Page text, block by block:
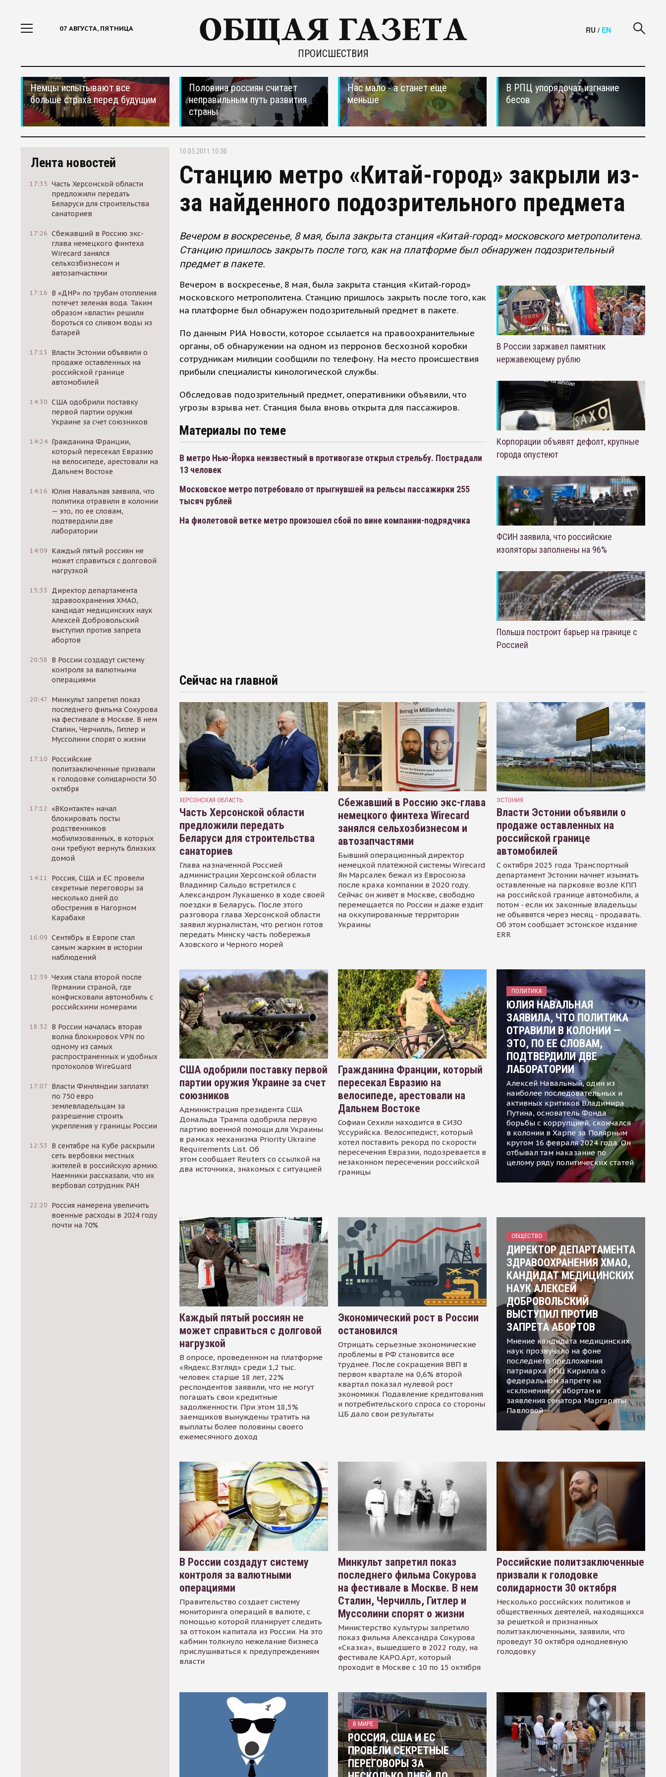
07 АВГУСТА, ПЯТНИЦА
ПРОИСШЕСТВИЯ
RU / EN
Немцы испытывают все
больше страха перед будущим
Половина россиян считает
неправильным путь развития
страны
Нас мало - а станет еще
меньше
В РПЦ упорядочат изгнание
бесов
Лента новостей
17:35 Часть Херсонской области
предложили передать
Беларуси для строительства
санаториев
17:26 Сбежавший в Россию экс-
глава немецкого финтеха
Wirecard занялся
сельхозбизнесом и
автозапчастями
17:16 В «ДНР» по трубам отопления
потечет зеленая вода. Таким
образом «власти» решили
бороться со сливом воды из
батарей
17:13
Власти Эстонии объявили о
продаже оставленных на
российской границе
автомобилей
14:30 США одобрили поставку
первой партии оружия
Украине за счет союзников
14:24 Гражданина Франции,
который пересекал Евразию
на велосипеде, арестовали на
Дальнем Востоке
14:16 Юлия Навальная заявила, что
политика отравили в колонии
— это, по ее словам,
подтвердили две
лаборатории
14:09 Каждый пятый россиян не
может справиться с долговой
нагрузкой
15:33
Директор департамента
здравоохранения ХМАО,
кандидат медицинских наук
Алексей Добровольский
выступил против запрета
абортов
20:58
В России создадут систему
контроля за валютными
операциями
20:47 Минкульт запретил показ
последнего фильма Сокурова
на фестивале в Москве. В нем
Сталин, Черчилль, Гитлер и
Муссолини спорят о жизни
17:10 Российские
политзаключенные призвали
к голодовке солидарности 30
октября
17:12 «ВКонтакте» начал
блокировать посты
родственников
мобилизованных, в которых
они требуют вернуть близких
домой
14:11
Россия, США и ЕС провели
секретные переговоры за
несколько дней до
обострения в Нагорном
Карабахе
16:09 Сентябрь в Европе стал
самым жарким в истории
наблюдений
12:39 Чехия стала второй после
Германии страной, где
конфисковали автомобиль с
российскими номерами
18:32
В России началась вторая
волна блокировок VPN по
одному из самых
распространенных и удобных
протоколов WireGuard
17:07 Власти Финляндии заплатят
по 750 евро
землевладельцам за
разрешение строить
укрепления у границы России
12:53
В сентябре на Кубе раскрыли
сеть вербовки местных
жителей в российскую армию.
Наемники рассказали, что их
вербовал сотрудник РАН
22:20 Россия намерена увеличить
военные расходы в 2024 году
почти на 70%
10.05.2011 10:30
Станцию метро «Китай-город» закрыли из-
за найденного подозрительного предмета
Вечером в воскресенье, 8 мая, была закрыта станция «Китай-город» московского метрополитена.
Станцию пришлось закрыть после того, как на платформе был обнаружен подозрительный
предмет в пакете.
Вечером в воскресенье, 8 мая, была закрыта станция «Китай-город»
московского метрополитена. Станцию пришлось закрыть после того, как
на платформе был обнаружен подозрительный предмет в пакете.
По данным РИА Новости, которое ссылается на правоохранительные
органы, об обнаружении на одном из перронов бесхозной коробки
сотрудникам милиции сообщили по телефону. На место происшествия
прибыли специалисты кинологической службы.
Обследовав подозрительный предмет, оперативники объявили, что
угрозы взрыва нет. Станция была вновь открыта для пассажиров.
Материалы по теме
В метро Нью-Йорка неизвестный в противогазе открыл стрельбу. Пострадали
13 человек
Московское метро потребовало от прыгнувшей на рельсы пассажирки 255
тысяч рублей
На фиолетовой ветке метро произошел сбой по вине компании-подрядчика
В России заржавел памятник
нержавеющему рублю
Корпорации объявят дефолт, крупные
города опустеют
ФСИН заявила, что российские
изоляторы заполнены на 96%
Польша построит барьер на границе с
Россией
Сейчас на главной
ХЕРСОНСКАЯ ОБЛАСТЬ
Часть Херсонской области
предложили передать
Беларуси для строительства
санаториев
Глава назначенной Россией
администрации Херсонской области
Владимир Сальдо встретился с
Александром Лукашенко в ходе своей
поездки в Беларусь. После этого
разговора глава Херсонской области
заявил журналистам, что регион готов
передать Минску часть побережья
Азовского и Черного морей
Сбежавший в Россию экс-глава
немецкого финтеха Wirecard
занялся сельхозбизнесом и
автозапчастями
Бывший операционный директор
немецкой платёжной системы Wirecard
Ян Марсалек бежал из Евросоюза
после краха компании в 2020 году.
Сейчас он живёт в Москве, свободно
перемещается по России и даже ездит
на оккупированные территории
Украины
ЭСТОНИЯ
Власти Эстонии объявили о
продаже оставленных на
российской границе
автомобилей
С октября 2025 года Транспортный
департамент Эстонии начнет изымать
оставленные на парковке возле КПП
на российской границе автомобили, а
потом - если их законные владельцы
не объявятся через месяц - продавать.
Об этом сообщает эстонское издание
ERR
США одобрили поставку первой
партии оружия Украине за счет
союзников
Администрация президента США
Дональда Трампа одобрила первую
партию военной помощи для Украины
в рамках механизма Priority Ukraine
Requirements List. Об
этом сообщает Reuters со ссылкой на
два источника, знакомых с ситуацией
Гражданина Франции, который
пересекал Евразию на
велосипеде, арестовали на
Дальнем Востоке
Софиан Сехили находится в СИЗО
Уссурийска. Велосипедист, который
хотел поставить рекорд по скорости
пересечения Евразии, подозревается в
незаконном пересечении российской
границы
ПОЛИТИКА
ЮЛИЯ НАВАЛЬНАЯ
ЗАЯВИЛА, ЧТО ПОЛИТИКА
ОТРАВИЛИ В КОЛОНИИ —
ЭТО, ПО ЕЕ СЛОВАМ,
ПОДТВЕРДИЛИ ДВЕ
ЛАБОРАТОРИИ
Алексей Навальный, один из
наиболее последовательных и
активных критиков Владимира
Путина, основатель Фонда
борьбы с коррупцией, скончался
в колонии в Харпе за Полярным
кругом 16 февраля 2024 года. Он
отбывал там наказание по
целому ряду политических статей
Каждый пятый россиян не
может справиться с долговой
нагрузкой
В опросе, проведенном на платформе
«Яндекс.Взгляд» среди 1,2 тыс.
человек старше 18 лет, 22%
респондентов заявили, что не могут
погашать свои кредитные
задолженности. При этом 18,5%
заемщиков вынуждены тратить на
выплаты более половины своего
ежемесячного доход
Экономический рост в России
остановился
Отрицать серьезные экономические
проблемы в РФ становится все
труднее. После сокращения ВВП в
первом квартале на 0,6% второй
квартал показал нулевой рост
экономики. Подавление кредитования
и потребительского спроса со стороны
ЦБ дало свои результаты
ОБЩЕСТВО
ДИРЕКТОР ДЕПАРТАМЕНТА
ЗДРАВООХРАНЕНИЯ ХМАО,
КАНДИДАТ МЕДИЦИНСКИХ
НАУК АЛЕКСЕЙ
ДОБРОВОЛЬСКИЙ
ВЫСТУПИЛ ПРОТИВ
ЗАПРЕТА АБОРТОВ
Мнение кандидата медицинских
наук прозвучало на фоне
последнего предложения
патриарха РПЦ Кирилла о
федеральном запрете на
«склонение» к абортам и
заявления сенатора Маргариты
Павловой
В России создадут систему
контроля за валютными
операциями
Правительство создает систему
мониторинга операций в валюте, с
помощью которой планирует следить
за оттоком капитала из России. На это
кабмин толкнуло нежелание бизнеса
прислушиваться к предупреждениям
власти
Минкульт запретил показ
последнего фильма Сокурова
на фестивале в Москве. В нем
Сталин, Черчилль, Гитлер и
Муссолини спорят о жизни
Министерство культуры запретило
показ фильма Александра Сокурова
«Сказка», вышедшего в 2022 году, на
фестивале КАРО.Арт, который
проходит в Москве с 10 по 15 октября
Российские политзаключенные
призвали к голодовке
солидарности 30 октября
Несколько российских политиков и
общественных деятелей, находящихся
за решеткой и признанных
политзаключенными, заявили, что
проведут 30 октября однодневную
голодовку
В МИРЕ
РОССИЯ, США И ЕС
ПРОВЕЛИ СЕКРЕТНЫЕ
ПЕРЕГОВОРЫ ЗА